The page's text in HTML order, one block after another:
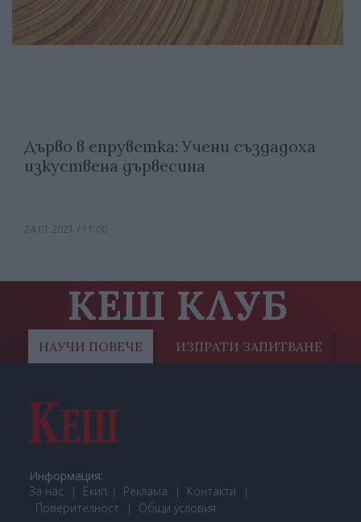
Дърво в епруветка: Учени създадоха
изкуствена дървесина
24.01.2021 / 11:00
КЕШ КЛУБ
НАУЧИ ПОВЕЧЕ ИЗПРАТИ ЗАПИТВАНЕ
Информация:
За нас
Екип Реклама
Контакти
Поверителност
Общи условия